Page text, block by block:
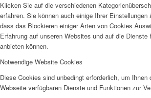
Klicken Sie auf die verschiedenen
erfahren. Sie können auch einige Ihrer Einstellungen
dass das Blockieren einiger Arten von Cookies
Erfahrung auf unseren Websites und auf die Dienste
anbieten können.
Notwendige Website Cookies
Diese Cookies sind unbedingt erforderlich, um Ihnen
Webseite verfügbaren Dienste und Funktionen zur